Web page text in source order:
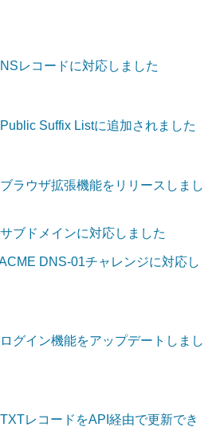
NSレコードに対応しました
Public Suffix Listに追加されました
ブラウザ拡張機能をリリースしまし
サブドメインに対応しました
ACME DNS-01チャレンジに対応し
ログイン機能をアップデートしまし
TXTレコードをAPI経由で更新でき